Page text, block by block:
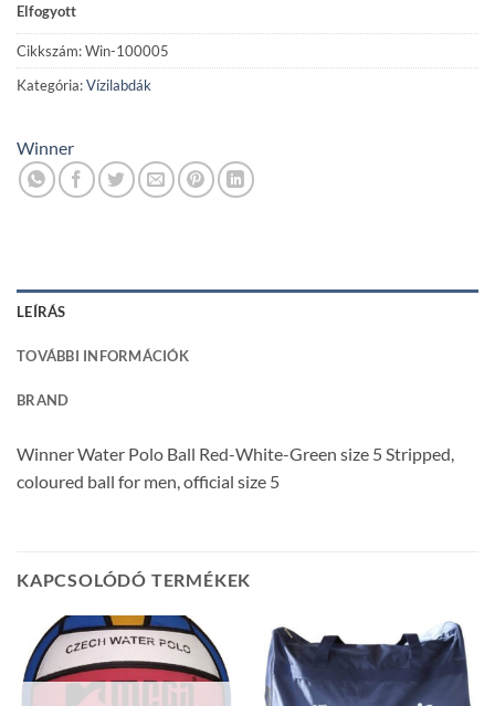
Elfogyott
Cikkszám:Win-100005
Kategória:Vízilabdák
Winner
LEÍRÁS
TOVÁBBI INFORMÁCIÓK
BRAND
Winner Water Polo Ball Red-White-Green size 5 Stripped,
coloured ball for men, official size 5
KAPCSOLÓDÓ TERMÉKEK